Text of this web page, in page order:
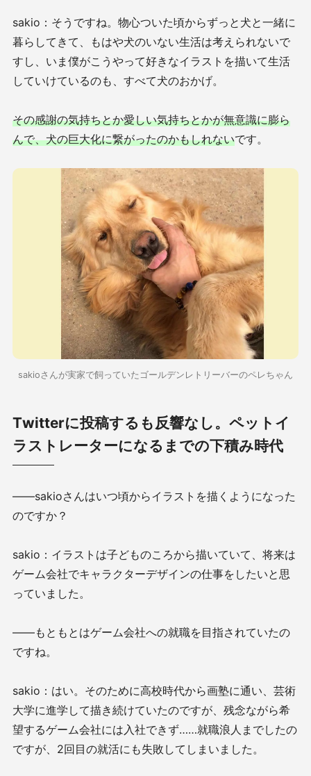
sakio：そうですね。物心ついた頃からずっと犬と一緒に
暮らしてきて、もはや犬のいない生活は考えられないで
すし、いま僕がこうやって好きなイラストを描いて生活
していけているのも、すべて犬のおかげ。
その感謝の気持ちとか愛しい気持ちとかが無意識に膨ら
んで、犬の巨大化に繋がったのかもしれないです。
sakioさんが実家で飼っていたゴールデンレトリーバーのペレちゃん
Twitterに投稿するも反響なし。ペットイ
ラストレーターになるまでの下積み時代
——sakioさんはいつ頃からイラストを描くようになった
のですか？
sakio：イラストは子どものころから描いていて、将来は
ゲーム会社でキャラクターデザインの仕事をしたいと思
っていました。
——もともとはゲーム会社への就職を目指されていたの
ですね。
sakio：はい。そのために高校時代から画塾に通い、芸術
大学に進学して描き続けていたのですが、残念ながら希
望するゲーム会社には入社できず……就職浪人までしたの
ですが、2回目の就活にも失敗してしまいました。